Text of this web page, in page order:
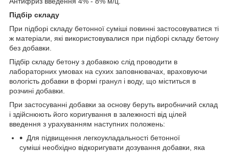
Підбір складу
При підборі складу бетонної суміші повинні застосовуватися ті
ж матеріали, які використовувалися при підборі складу бетону
без добавки.
Підбір складу бетону з добавкою слід проводити в
лабораторних умовах на сухих заповнювачах, враховуючи
вологість добавки в формі гранул і воду, що міститься в
розчині добавки.
При застосуванні добавки за основу беруть виробничий склад
і здійснюють його коригування в залежності від цілей
введення з урахуванням наступних положень:
Для підвищення легкоукладальності бетонної
суміші необхідно відкоригувати дозування добавки, яка